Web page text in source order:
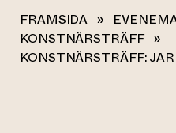
FRAMSIDA »
KONSTNÄRSTRÄFF »
KONSTNÄRSTRÄFF: